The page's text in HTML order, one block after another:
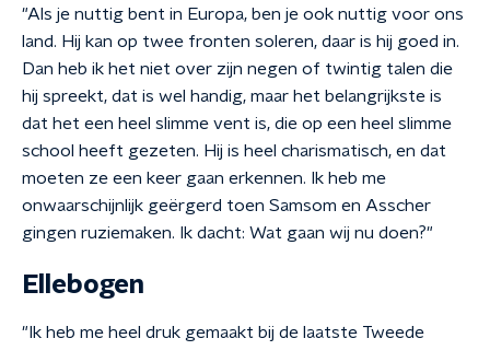
"Als je nuttig bent in Europa, ben je ook nuttig voor ons
land. Hij kan op twee fronten soleren, daar is hij goed in.
Dan heb ik het niet over zijn negen of twintig talen die
hij spreekt, dat is wel handig, maar het belangrijkste is
dat het een heel slimme vent is, die op een heel slimme
school heeft gezeten. Hij is heel charismatisch, en dat
moeten ze een keer gaan erkennen. Ik heb me
onwaarschijnlijk geërgerd toen Samsom en Asscher
gingen ruziemaken. Ik dacht: Wat gaan wij nu doen?"
Ellebogen
"Ik heb me heel druk gemaakt bij de laatste Tweede